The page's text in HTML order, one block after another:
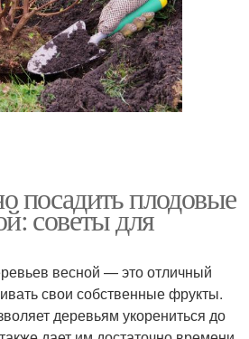
посадить плодовые
советы для
весной — это отличный
свои собственные фрукты.
деревьям укорениться до